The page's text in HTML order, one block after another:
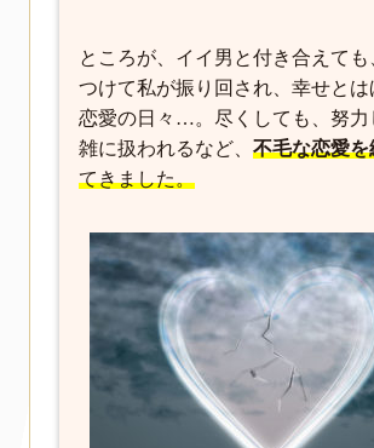
ところが、イイ男と付き合えても
つけて私が振り回され、幸せとは
恋愛の日々…。尽くしても、努力
雑に扱われるなど、 不毛な恋愛を
てきました。